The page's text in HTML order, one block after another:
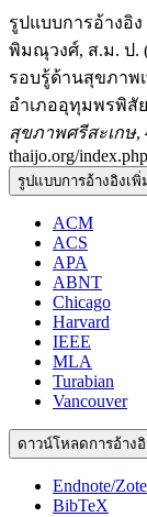
รูปแบบการอ้างอิง
พิมณุวงศ์, ส.ม. ป.
รอบรู้ด้านสุขภาพ
อำเภออุทุมพรพิสั
สุขภาพศรีสะเกษ,
thaijo.org/
รูปแบบการอ้างอิงเพิ่
ACM
ACS
APA
ABNT
Chicago
Harvard
IEEE
MLA
Turabian
Vancouver
ดาวน์โหลดการอ้างอิ
Endnote/
BibTeX